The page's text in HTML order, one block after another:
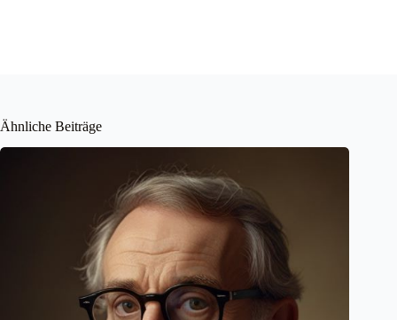
Ähnliche Beiträge